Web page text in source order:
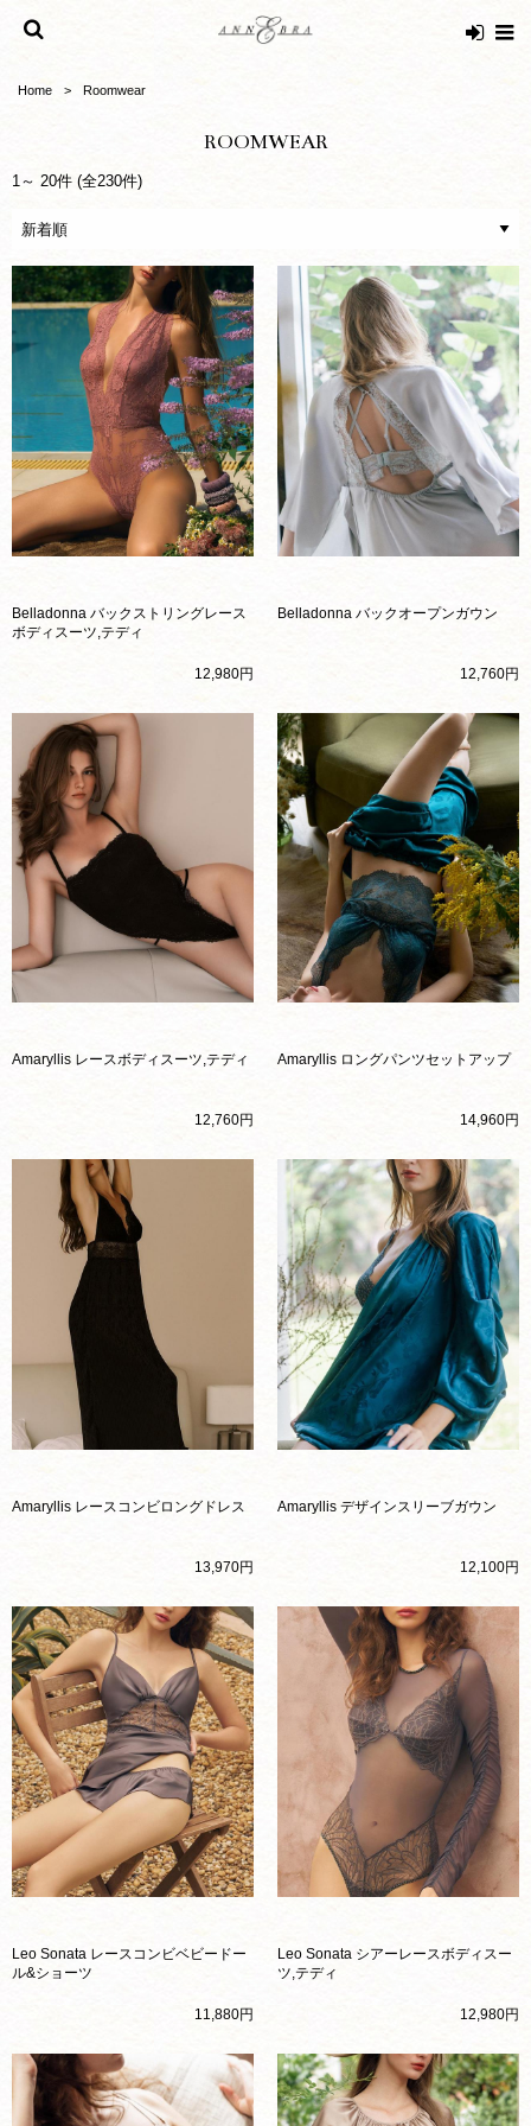
Home Roomwear
ROOMWEAR
1～ 20件 (全230件)
Belladonna バックストリングレース
ボディスーツ,テディ
12,980円
Belladonna バックオープンガウン
12,760円
Amaryllis レースボディスーツ,テディ
12,760円
Amaryllis ロングパンツセットアップ
14,960円
Amaryllis レースコンビロングドレス
13,970円
Amaryllis デザインスリーブガウン
12,100円
Leo Sonata レースコンビベビードー
ル&ショーツ
11,880円
Leo Sonata シアーレースボディスー
ツ,テディ
12,980円